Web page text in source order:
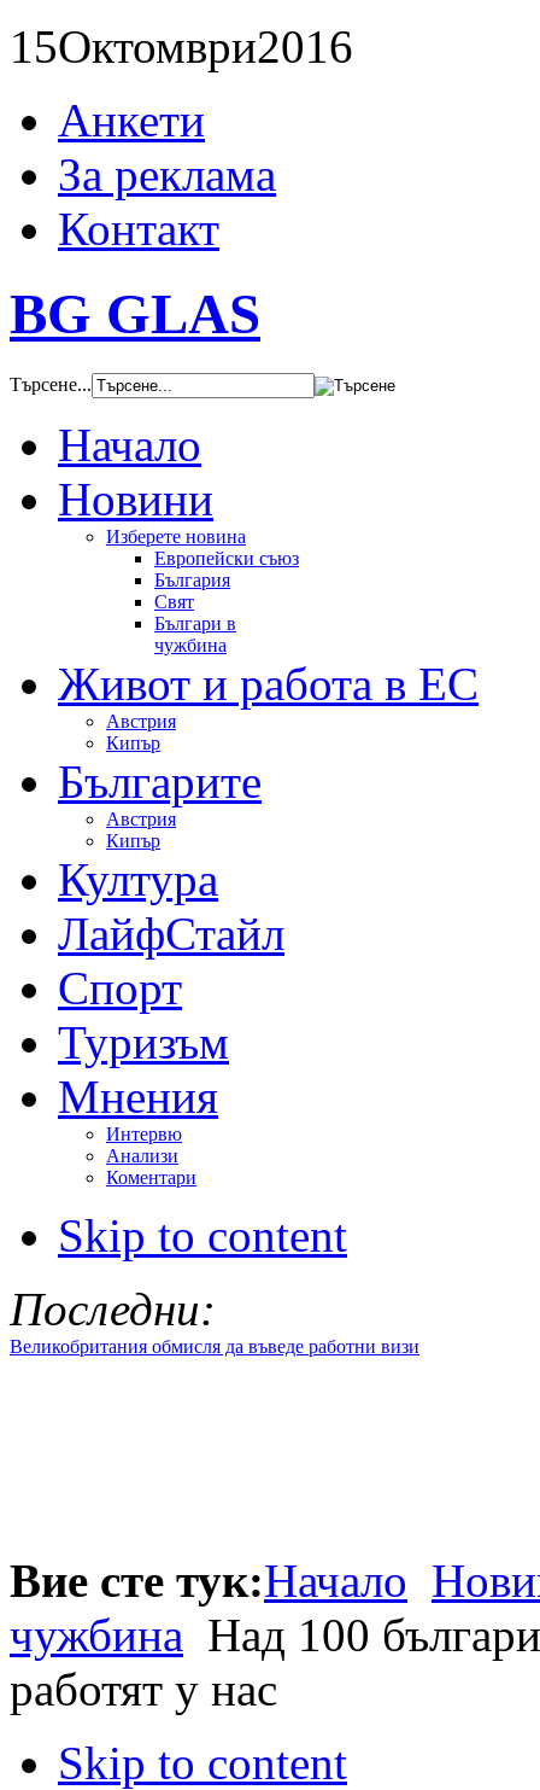
15Октомври2016
Анкети
За реклама
Контакт
BG GLAS
Търсене...
Начало
Новини
Изберете новина
Европейски съюз
България
Свят
Българи в
чужбина
Живот и работа в ЕС
Австрия
Кипър
Българите
Австрия
Кипър
Култура
ЛайфСтайл
Спорт
Туризъм
Мнения
Интервю
Анализи
Коментари
Skip to content
Последни:
Великобритания обмисля да въведе работни визи
Вие сте тук:Начало
чужбина Над 100
работят у нас
Skip to content